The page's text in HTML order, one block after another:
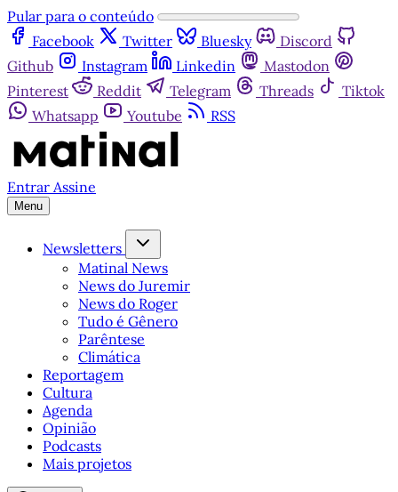
Pular para o conteúdo
Facebook
Twitter Bluesky
Discord
Github
Instagram Linkedin
Mastodon
Pinterest
Reddit Telegram Threads
Tiktok
Whatsapp
Youtube RSS
Entrar Assine
Menu
Newsletters
Matinal News
News do Juremir
News do Roger
Tudo é Gênero
Parêntese
Climática
Reportagem
Cultura
Agenda
Opinião
Podcasts
Mais projetos